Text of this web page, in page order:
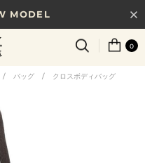
MODEL
円以上で送料無料
、新しいギフトガイド
LEATHER
0
/ バッグ / クロスボディバッグ